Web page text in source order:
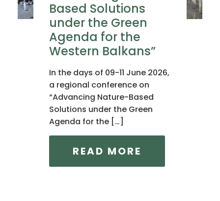
Based Solutions
under the Green
Agenda for the
Western Balkans”
In the days of 09-11 June 2026,
a regional conference on
“Advancing Nature-Based
Solutions under the Green
Agenda for the […]
READ MORE